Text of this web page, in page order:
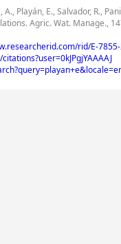
Playán, E., Salvador, R.,
Agric. Wat. Manage.,
rid/E-